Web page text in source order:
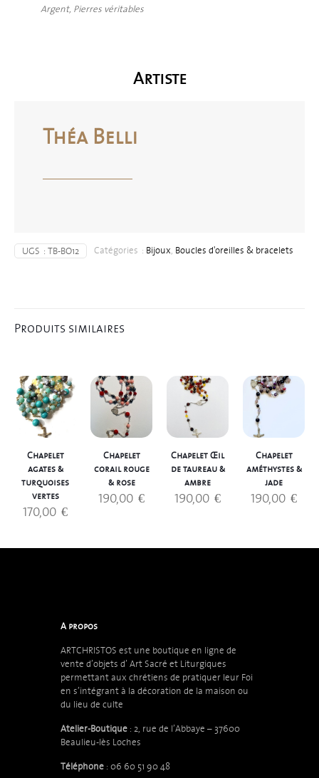
Argent, Pierres véritables
Artiste
Théa Belli
UGS :TB-BO12 Catégories : Bijoux, Boucles d'oreilles & bracelets
Produits similaires
Chapelet
agates &
turquoises
vertes
170,00 €
Chapelet
corail rouge
& rose
190,00 €
Chapelet Œil
de taureau &
ambre
190,00 €
Chapelet
améthystes &
jade
190,00 €
A propos
ARTCHRISTOS est une boutique en ligne de
vente d’objets d’Art Sacré et Liturgiques
permettant aux chrétiens de pratiquer leur Foi
en s’intégrant à la décoration de la maison ou
du lieu de culte
Atelier-Boutique: 2, rue de l’Abbaye – 37600
Beaulieu-lès Loches
Téléphone: 06 60 51 90 48